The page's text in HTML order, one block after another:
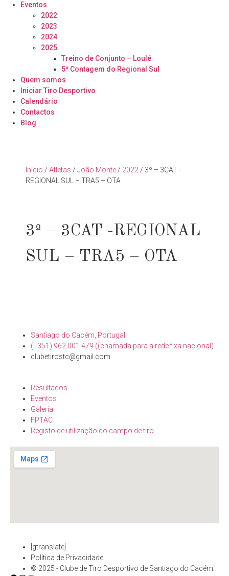
Eventos
2022
2023
2024
2025
Treino de Conjunto – Loulé
5ª Contagem do Regional Sul
Quem somos
Iniciar Tiro Desportivo
Calendário
Contactos
Blog
Início / Atletas / João Monte / 2022 / 3º – 3CAT -
REGIONAL SUL – TRA5 – OTA
3º – 3CAT -REGIONAL
SUL – TRA5 – OTA
Santiago do Cacém, Portugal
(+351) 962 001 479 ((chamada para a rede fixa nacional)
clubetirostc@gmail.com
Resultados
Eventos
Galeria
FPTAC
Registo de utilização do campo de tiro
[gtranslate]
Política de Privacidade
© 2025 - Clube de Tiro Desportivo de Santiago do Cacém.